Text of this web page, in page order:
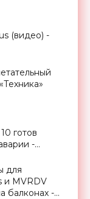
(видео) -
готов
-
для
и MVRDV
балконах -